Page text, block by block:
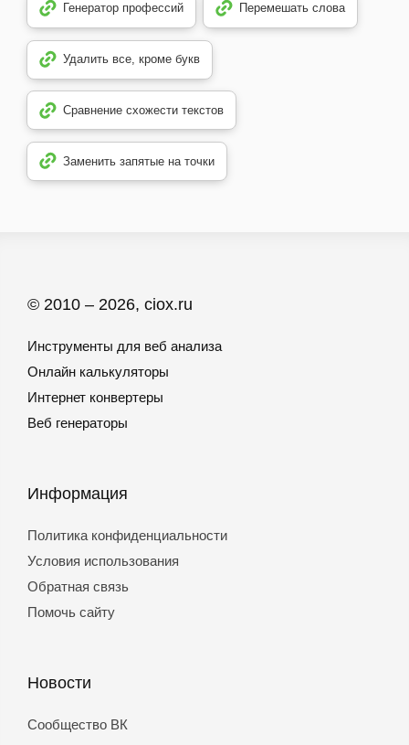
Генератор профессий Перемешать слова
Удалить все, кроме букв
Сравнение схожести текстов
Заменить запятые на точки
© 2010 – 2026, ciox.ru
Инструменты для веб анализа
Онлайн калькуляторы
Интернет конвертеры
Веб генераторы
Информация
Политика конфиденциальности
Условия использования
Обратная связь
Помочь сайту
Новости
Сообщество ВК